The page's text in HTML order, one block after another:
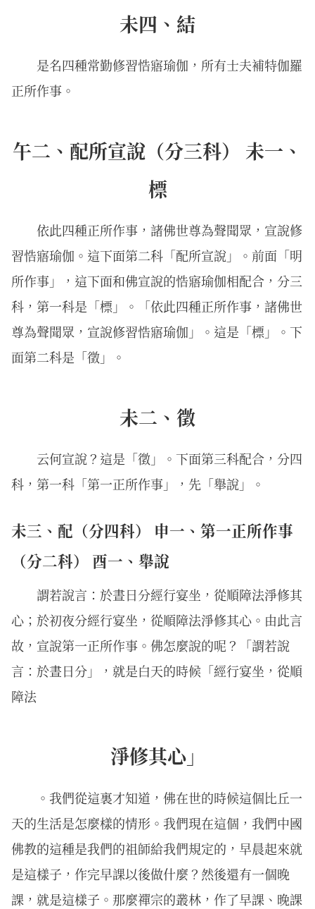
未四、結
是名四種常勤修習悎寤瑜伽，所有士夫補特伽羅
正所作事。
午二、配所宣說（分三科） 未一、
標
依此四種正所作事，諸佛世尊為聲聞眾，宣說修
習悎寤瑜伽。這下面第二科「配所宣說」。前面「明
所作事」，這下面和佛宣說的悎寤瑜伽相配合，分三
科，第一科是「標」。「依此四種正所作事，諸佛世
尊為聲聞眾，宣說修習悎寤瑜伽」。這是「標」。下
面第二科是「徵」。
未二、徵
云何宣說？這是「徵」。下面第三科配合，分四
科，第一科「第一正所作事」，先「舉說」。
未三、配（分四科） 申一、第一正所作事
（分二科） 酉一、舉說
謂若說言：於晝日分經行宴坐，從順障法淨修其
心；於初夜分經行宴坐，從順障法淨修其心。由此言
故，宣說第一正所作事。佛怎麼說的呢？「謂若說
言：於晝日分」，就是白天的時候「經行宴坐，從順
障法
淨修其心」
。我們從這裏才知道，佛在世的時候這個比丘一
天的生活是怎麼樣的情形。我們現在這個，我們中國
佛教的這種是我們的祖師給我們規定的，早晨起來就
是這樣子，作完早課以後做什麼？然後還有一個晚
課，就是這樣子。那麼禪宗的叢林，作了早課、晚課